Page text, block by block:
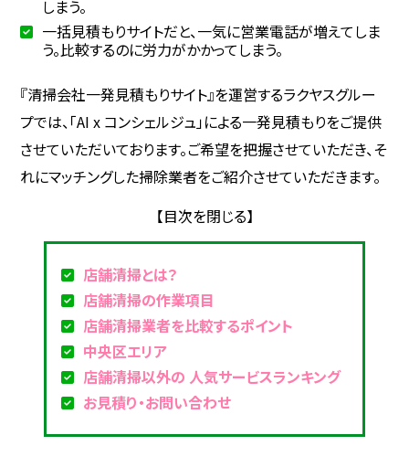
しまう。
一括見積もりサイトだと、一気に営業電話が増えてしま
う。比較するのに労力がかかってしまう。
『清掃会社一発見積もりサイト』を運営するラクヤスグルー
プでは、「AI x コンシェルジュ」による一発見積もりをご提供
させていただいております。ご希望を把握させていただき、そ
れにマッチングした掃除業者をご紹介させていただきます。
店舗清掃とは？
店舗清掃の作業項目
店舗清掃業者を比較するポイント
中央区エリア
店舗清掃以外の 人気サービスランキング
お見積り・お問い合わせ